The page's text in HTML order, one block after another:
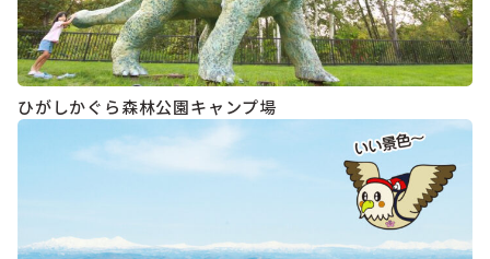
ひがしかぐら森林公園キャンプ場